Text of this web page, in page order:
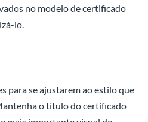
no modelo de certificado
lo.
para se ajustarem ao estilo que
o título do certificado